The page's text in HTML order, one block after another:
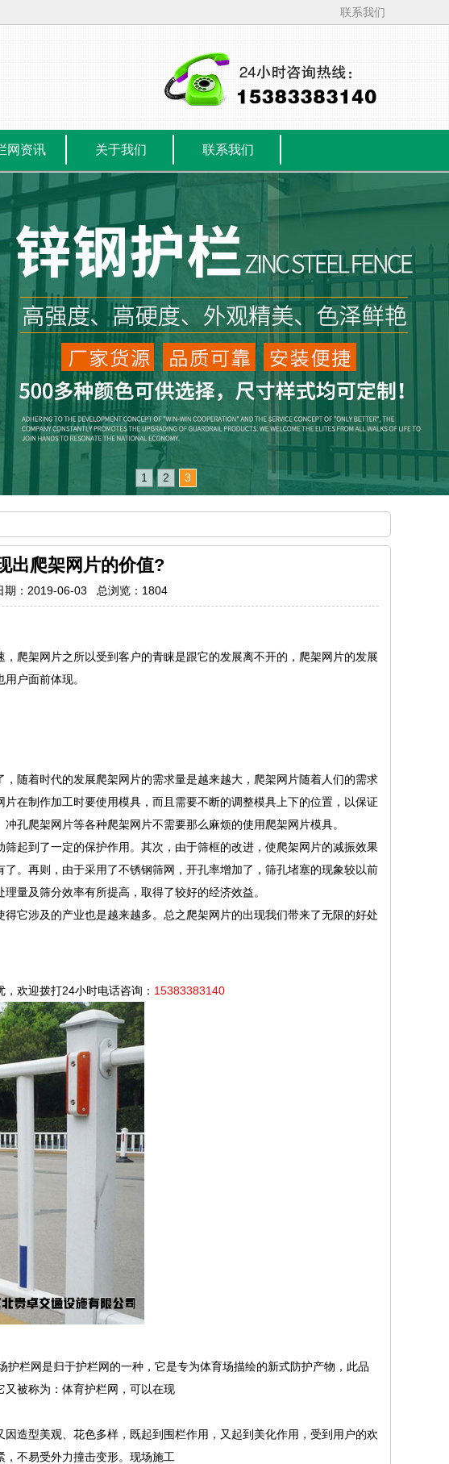
联系我们
网资讯 关于我们 联系我们
1 2 3
出爬架网片的价值?
：2019-06-03 总浏览： 1804
架网片之所以受到客户的青睐是跟它的发展离不开的，爬架网片的发展
户面前体现。
着时代的发展爬架网片的需求量是越来越大，爬架网片随着人们的需求
在制作加工时要使用模具，而且需要不断的调整模具上下的位置，以保证
孔爬架网片等各种爬架网片不需要那么麻烦的使用爬架网片模具。
到了一定的保护作用。其次，由于筛框的改进，使爬架网片的减振效果
。再则，由于采用了不锈钢筛网，开孔率增加了，筛孔堵塞的现象较以前
量及筛分效率有所提高，取得了较好的经济效益。
涉及的产业也是越来越多。总之爬架网片的出现我们带来了无限的好处
，欢迎拨打24小时电话咨询： 15383383140
栏网是归于护栏网的一种，它是专为体育场描绘的新式防护产物，此品
被称为：体育护栏网，可以在现
造型美观、花色多样，既起到围栏作用，又起到美化作用，受到用户的欢
不易受外力撞击变形。现场施工